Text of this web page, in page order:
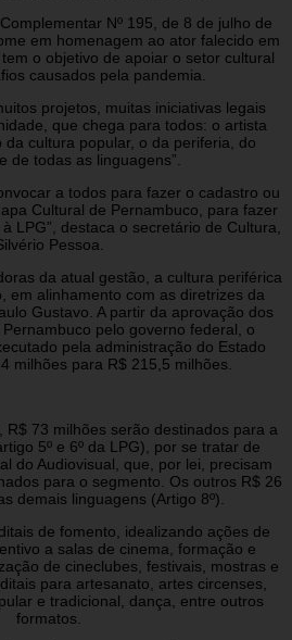
Nº 195, de 8 de julho de
em homenagem ao ator falecido em
o objetivo de apoiar o setor cultural
causados pela pandemia.
projetos, muitas iniciativas legais
que chega para todos: o artista
cultura popular, o da periferia, do
de todas as linguagens”.
a todos para fazer o cadastro ou
Cultural de Pernambuco, para fazer
LPG”, destaca o secretário de Cultura,
Pessoa.
da atual gestão, a cultura periférica
em alinhamento com as diretrizes da
Gustavo. A partir da aprovação dos
pelo governo federal, o
pela administração do Estado
milhões para R$ 215,5 milhões.
R$ 73 milhões serão destinados para a
5º e 6º da LPG), por se tratar de
do Audiovisual, que, por lei, precisam
para o segmento. Os outros R$ 26
demais linguagens (Artigo 8º).
de fomento, idealizando ações de
a salas de cinema, formação e
de cineclubes, festivais, mostras e
para artesanato, artes circenses,
e tradicional, dança, entre outros
formatos.